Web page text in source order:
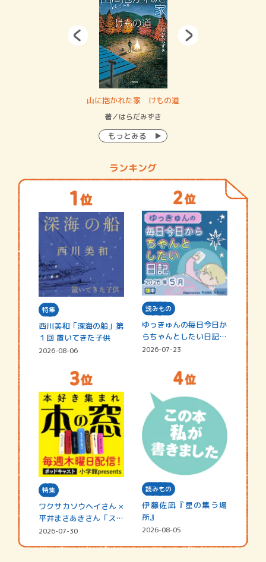
山に抱かれた家 けもの道
著／はらだみずき
もっとみる
ランキング
特集
西川美和「深海の船」第
１回 置いてきた子供
2026-08-06
読みもの
ゆっきゅんの毎日今日か
らちゃんとしたい日記
☆202…
2026-07-23
特集
ワクサカソウヘイさん ×
平井まさあきさん「スペ
シャ…
2026-07-30
読みもの
伊藤佐凪『星の集う場
所』
2026-08-05